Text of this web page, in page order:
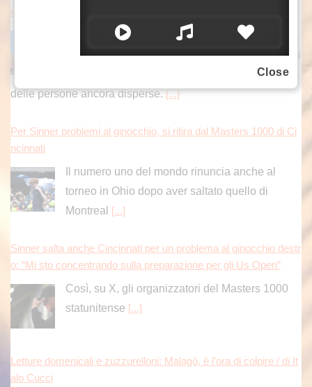
daco chiede lo stato di emergenza
A undici giorni dal crollo di Pistunina, a
Messina, proseguono senza sosta le operazioni
dei vigili del fuoco per la ricerca e il recupero
delle persone ancora disperse.[...]
Per Sinner problemi al ginocchio, si ritira dal Masters 1000 di Ci
ncinnati
Il numero uno del mondo rinuncia anche al
torneo in Ohio dopo aver saltato quello di
Montreal [...]
Sinner salta anche Cincinnati per un problema al ginocchio destr
o: “Mi sto concentrando sulla preparazione per gli Us Open”
Così, su X, gli organizzatori del Masters 1000
statunitense [...]
Letture domenicali e zuzzurelloni: Malagò, è l’ora di colpire / di It
alo Cucci
Close